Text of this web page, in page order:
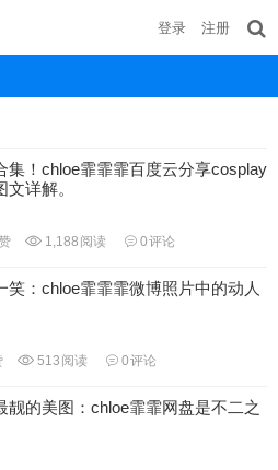
登录 注册
集！chloe霏霏霏百度云分享cosplay
文详解。
1,188 阅读 0评论
笑：chloe霏霏霏微博照片中的动人
513 阅读 0评论
靓的美图：chloe霏霏网盘是不二之